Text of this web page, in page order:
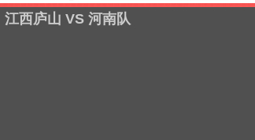
江西庐山 VS 河南队